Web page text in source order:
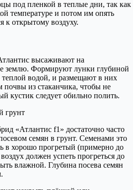
под пленкой в теплые дни, так как
температуре и потом им опять
к открытому воздуху.
высаживают на
землю. Формируют лунки глубиной
водой, и размещают в них
почвы из стаканчика, чтобы не
кустик следует обильно полить.
грунт
«Атлантис f1» достаточно часто
семян в грунт. Семенами это
в хорошо прогретый (примерно до
должен успеть прогреться до
влажной. Глубина посева семян